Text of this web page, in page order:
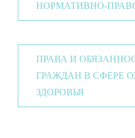
НОРМАТИВНО-
ПРАВА И
ГРАЖДАН В СФЕРЕ
ЗДОРОВЬЯ